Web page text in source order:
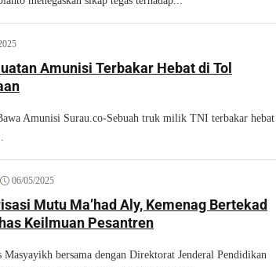
Amunisi Terbakar Hebat di Tol
Amunisi Surau.co-Sebuah truk milik TNI terbakar hebat
06/05/2025
Mutu Ma’had Aly, Kemenag Bertekad
Keilmuan Pesantren
bersama dengan Direktorat Jenderal Pendidikan